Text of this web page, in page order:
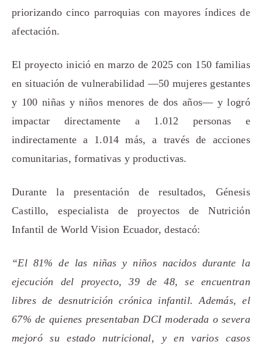
priorizando cinco parroquias con mayores índices de
afectación.
El proyecto inició en marzo de 2025 con 150 familias
en situación de vulnerabilidad —50 mujeres gestantes
y 100 niñas y niños menores de dos años— y logró
impactar directamente a 1.012 personas e
indirectamente a 1.014 más, a través de acciones
comunitarias, formativas y productivas.
Durante la presentación de resultados, Génesis
Castillo, especialista de proyectos de Nutrición
Infantil de World Vision Ecuador, destacó:
“El 81% de las niñas y niños nacidos durante la
ejecución del proyecto, 39 de 48, se encuentran
libres de desnutrición crónica infantil. Además, el
67% de quienes presentaban DCI moderada o severa
mejoró su estado nutricional, y en varios casos